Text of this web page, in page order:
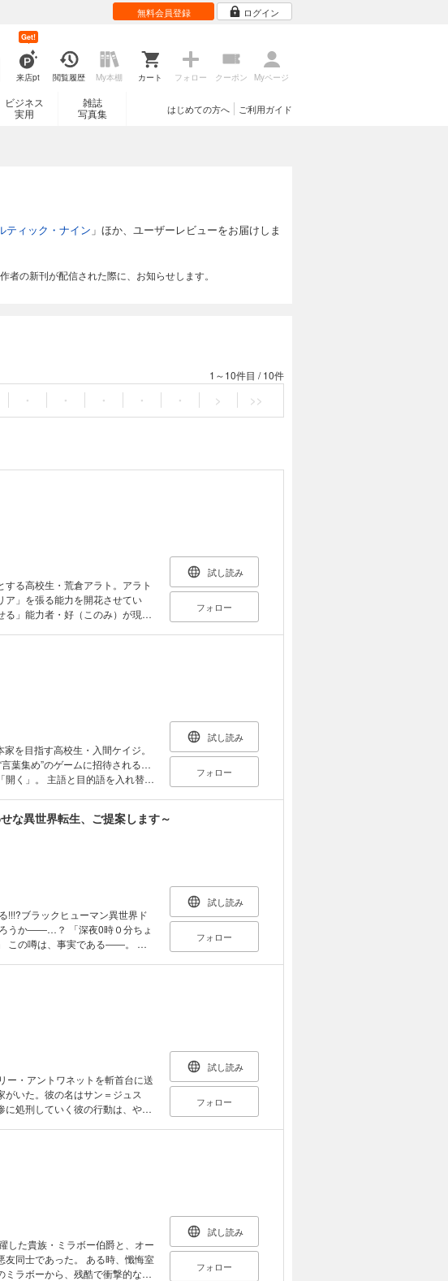
無料会員登録 ログイン
来店pt
Get!
閲覧履歴 My本棚 カート フォロー クーポン Myページ
ビジネス
実用
雑誌
写真集
ご利用ガイド
はじめての方へ
ティック・ナイン 」ほか、ユーザーレビューをお届けしま
者の新刊が配信された際に、お知らせします。
1～10件目 /10件
・ ・ ・ ・ ・ > >>
する高校生・荒倉アラト。アラト
ア」を張る能力を開花させてい
」能力者・好（このみ）が現れ
試し読み
フォロー
葉集め”のゲームに招待される…
く」。 主語と目的語を入れ替え
試し読み
フォロー
な異世界転生、ご提案します～
!!!?ブラックヒューマン異世界ド
うか――…？ 「深夜0時０分ちょ
この噂は、事実である――。 …
異世界ドラマ“!!!!
試し読み
フォロー
・アントワネットを斬首台に送
がいた。彼の名はサン＝ジュス
に処刑していく彼の行動は、やが
試し読み
フォロー
た貴族・ミラボー伯爵と、オー
友同士であった。 ある時、懺悔室
ラボーから、残酷で衝撃的な懺
試し読み
フォロー